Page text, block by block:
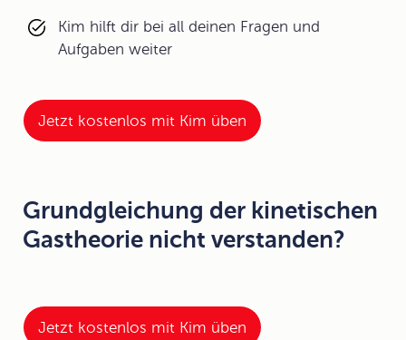
Kim hilft dir bei all deinen Fragen und
Aufgaben weiter
Jetzt kostenlos mit Kim üben
Grundgleichung der kinetischen
Gastheorie nicht verstanden?
Jetzt kostenlos mit Kim üben